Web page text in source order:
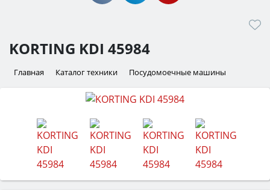
KORTING KDI 45984
Главная Каталог техники Посудомоечные машины